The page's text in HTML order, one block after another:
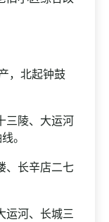
，北起钟鼓
陵、大运河
。
长辛店二七
河、长城三